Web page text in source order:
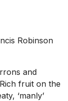
Robinson
and
fruit on the
‘manly’